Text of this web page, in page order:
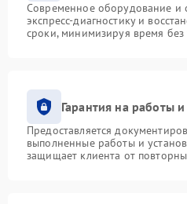
Современное оборудование и
экспресс-диагностику и
сроки, минимизируя время без
Гарантия на работы и
Предоставляется
выполненные работы и
защищает клиента от